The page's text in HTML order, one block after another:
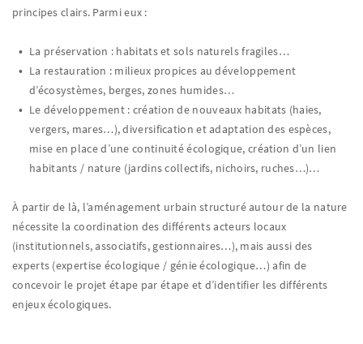
principes clairs. Parmi eux :
La préservation : habitats et sols naturels fragiles…
La restauration : milieux propices au développement
d’écosystèmes, berges, zones humides…
Le développement : création de nouveaux habitats (haies,
vergers, mares…), diversification et adaptation des espèces,
mise en place d’une continuité écologique, création d’un lien
habitants / nature (jardins collectifs, nichoirs, ruches…)…
À partir de là, l’aménagement urbain structuré autour de la nature
nécessite la coordination des différents acteurs locaux
(institutionnels, associatifs, gestionnaires…), mais aussi des
experts (expertise écologique / génie écologique…) afin de
concevoir le projet étape par étape et d’identifier les différents
enjeux écologiques.